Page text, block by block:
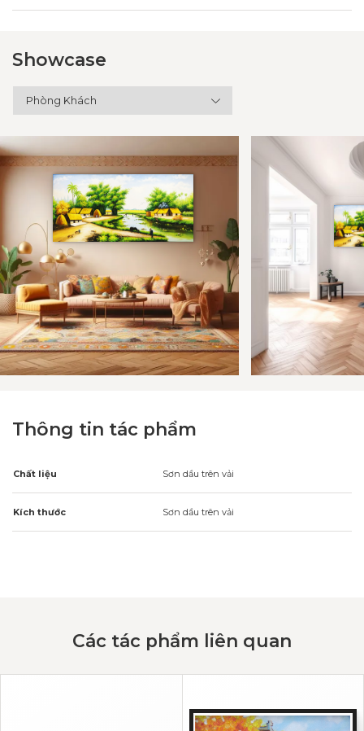
Showcase
Thông tin tác phẩm
Chất liệu Sơn dầu trên vải
Kích thước Sơn dầu trên vải
Các tác phẩm liên quan